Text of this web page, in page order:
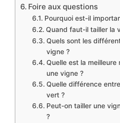
Foire aux questions
Pourquoi est-il
Quand faut-il tailler la
Quels sont les
vigne ?
Quelle est la
une vigne ?
Quelle différence
vert ?
Peut-on tailler une
?